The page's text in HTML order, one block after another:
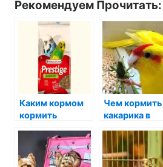
Рекомендуем Прочитать:
Каким кормом
кормить
назначение,
производители
Чем кормить
какарика в
условиях?